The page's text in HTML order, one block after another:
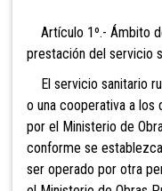
Artículo 1º.- Ámbito
prestación del servicio
El servicio sanitario
o una cooperativa a los
por el Ministerio de
conforme se
ser operado por otra